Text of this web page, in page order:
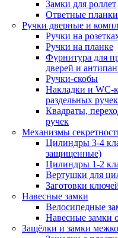
Замки для роллет
Ответные
Ручки дверные и
Ручки на
Ручки на планке
Фурнитура для
дверей и
Ручки-скобы
Накладки и WC-
раздельных ручек
Квадраты,
ручек
Механизмы
Цилиндры 3-4
защищенные)
Цилиндры 1-2
Вертушки для
Заготовки
Навесные замки
Велосипедные
Навесные замки
Защёлки и замки